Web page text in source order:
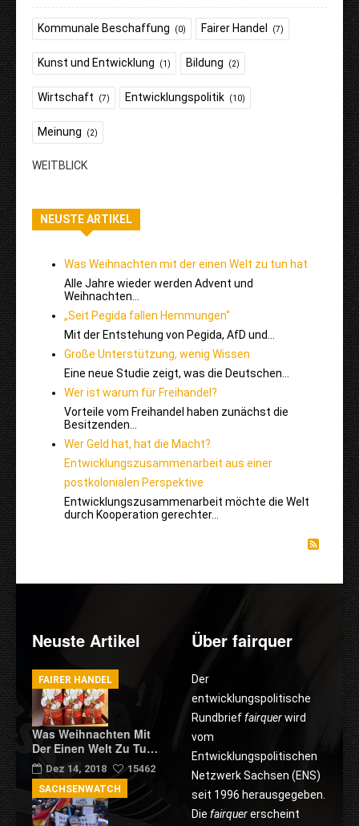
Kommunale Beschaffung (0) Fairer Handel (7)
Kunst und Entwicklung (1) Bildung (2)
Wirtschaft (7) Entwicklungspolitik (10)
Meinung (2)
WEITBLICK
NEUSTE ARTIKEL
Was Weihnachten mit der einen Welt zu tun hat
Alle Jahre wieder werden Advent und
Weihnachten…
„Seit Pegida fallen Hemmungen“
Mit der Entstehung von Pegida, AfD und…
Große Unterstützung, wenig Wissen
Eine neue Studie zeigt, was die Deutschen…
Wer ist warum für Freihandel?
Vorteile vom Freihandel haben zunächst die
Besitzenden…
Wer Geld hat, hat die Macht?
Entwicklungszusammenarbeit aus einer
postkolonialen Perspektive
Entwicklungszusammenarbeit möchte die Welt
durch Kooperation gerechter…
Neuste Artikel
Was Weihnachten Mit
Der Einen Welt Zu Tu…
Dez 14, 2018 15462
FAIRER HANDEL
SACHSENWATCH
Über fairquer
Der
entwicklungspolitische
Rundbrieffairquerwird
vom
Entwicklungspolitischen
Netzwerk Sachsen (ENS)
seit 1996 herausgegeben.
Die fairquererscheint